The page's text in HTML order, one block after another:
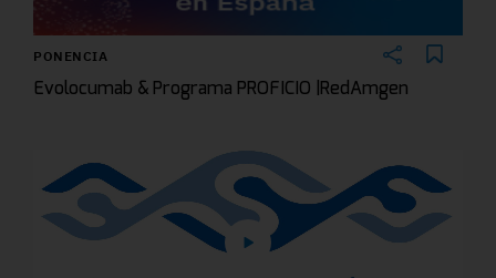
PONENCIA
Evolocumab & Programa PROFICIO |RedAmgen